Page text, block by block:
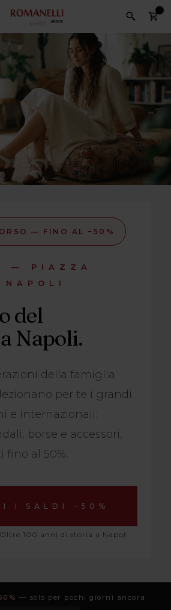
— FINO AL −50%
— PIAZZA
NAPOLI
del
Napoli.
della famiglia
per te i grandi
e internazionali:
borse e accessori,
fino al 50%.
I SALDI −50%
100 anni di storia a Napoli
— solo per pochi giorni ancora